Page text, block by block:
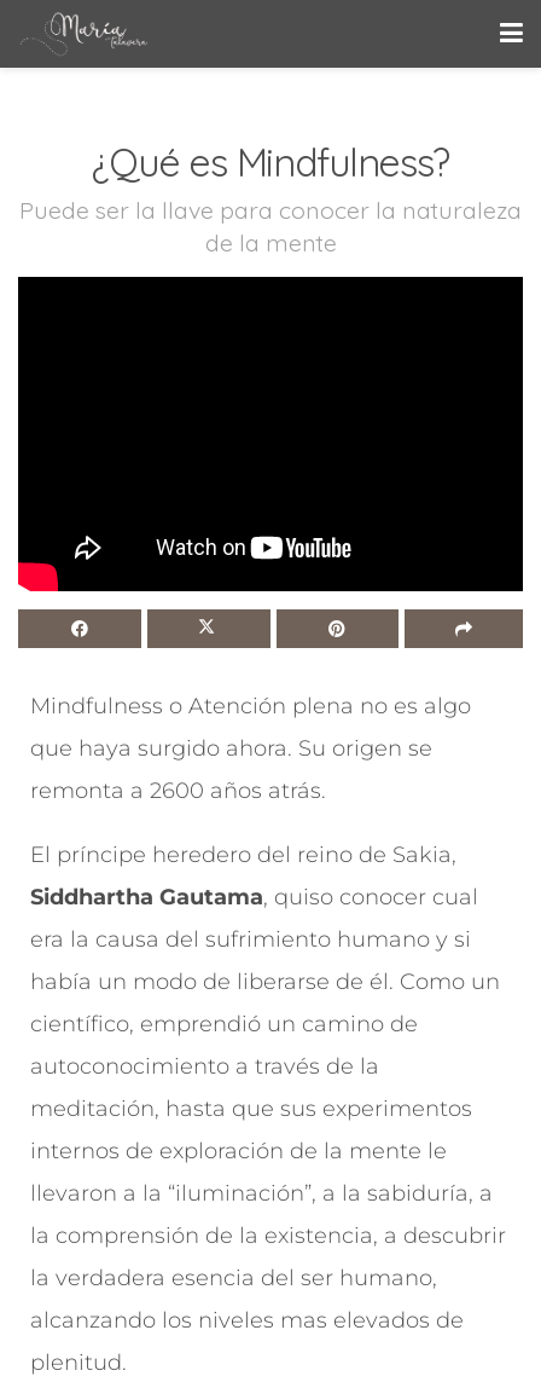
¿Qué es Mindfulness?
Puede ser la llave para conocer la naturaleza
de la mente
Mindfulness o Atención plena no es algo
que haya surgido ahora. Su origen se
remonta a 2600 años atrás.
El príncipe heredero del reino de Sakia,
Siddhartha Gautama, quiso conocer cual
era la causa del sufrimiento humano y si
había un modo de liberarse de él. Como un
científico, emprendió un camino de
autoconocimiento a través de la
meditación, hasta que sus experimentos
internos de exploración de la mente le
llevaron a la “iluminación”, a la sabiduría, a
la comprensión de la existencia, a descubrir
la verdadera esencia del ser humano,
alcanzando los niveles mas elevados de
plenitud.